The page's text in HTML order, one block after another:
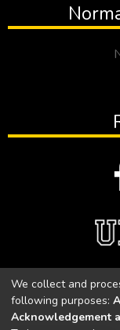
We collect and
following purposes:
Acknowledgement